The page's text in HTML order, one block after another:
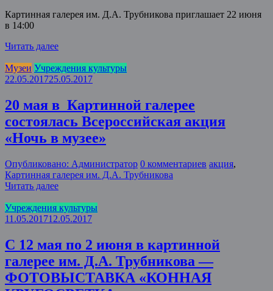
Картинная галерея им. Д.А. Трубникова приглашает 22 июня
в 14:00
Читать далее
Музеи Учреждения культуры
22.05.201725.05.2017
20 мая в Картинной галерее
состоялась Всероссийская акция
«Ночь в музее»
Опубликовано: Администратор 0 комментариев акция,
Картинная галерея им. Д.А. Трубникова
Читать далее
Учреждения культуры
11.05.201712.05.2017
С 12 мая по 2 июня в картинной
галерее им. Д.А. Трубникова —
ФОТОВЫСТАВКА «КОННАЯ